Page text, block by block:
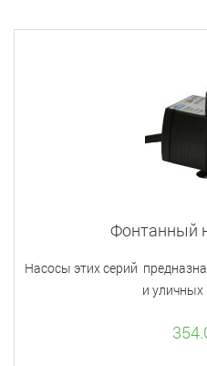
Фонтанный
Насосы этих серий
и